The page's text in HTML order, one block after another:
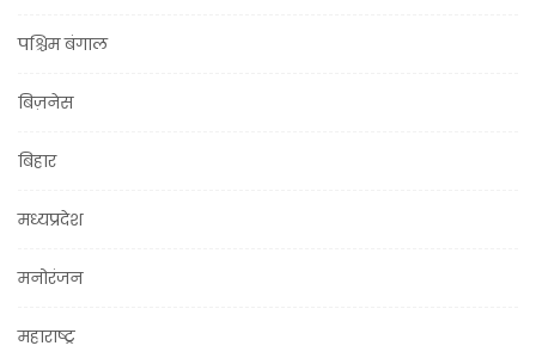
पश्चिम बंगाल
बिज़नेस
बिहार
मध्यप्रदेश
मनोरंजन
महाराष्ट्र